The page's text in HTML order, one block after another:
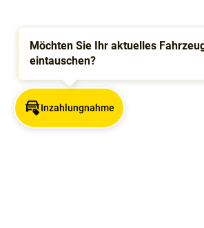
Inzahlungnahme
Möchten Sie Ihr aktuelles
eintauschen?